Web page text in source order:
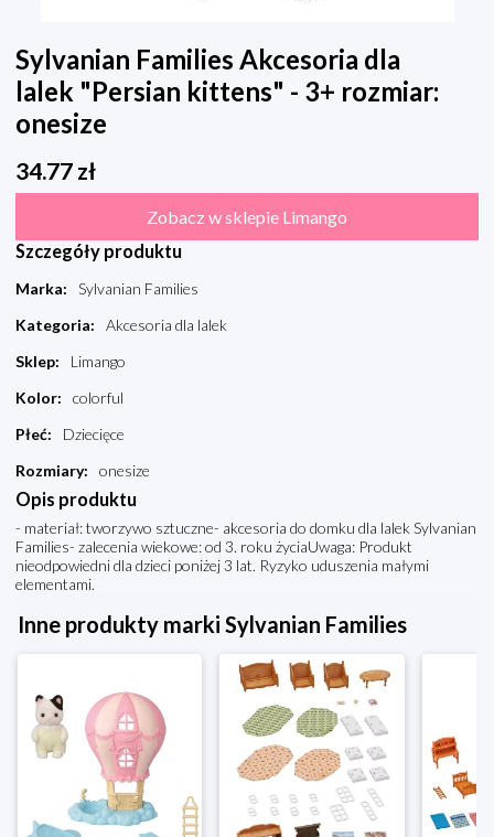
Sylvanian Families Akcesoria dla
lalek "Persian kittens" - 3+ rozmiar:
onesize
34.77 zł
Zobacz w sklepie Limango
Szczegóły produktu
Marka:
Sylvanian Families
Kategoria:
Akcesoria dla lalek
Sklep:
Limango
Kolor:
colorful
Płeć:
Dziecięce
Rozmiary: onesize
Opis produktu
- materiał: tworzywo sztuczne- akcesoria do domku dla lalek Sylvanian
Families- zalecenia wiekowe: od 3. roku życiaUwaga: Produkt
nieodpowiedni dla dzieci poniżej 3 lat. Ryzyko uduszenia małymi
elementami.
Inne produkty marki Sylvanian Families